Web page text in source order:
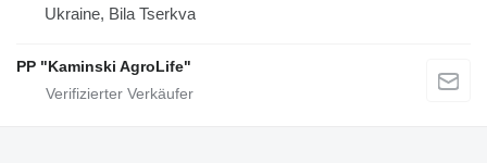
Ukraine, Bila Tserkva
PP "Kaminski AgroLife"